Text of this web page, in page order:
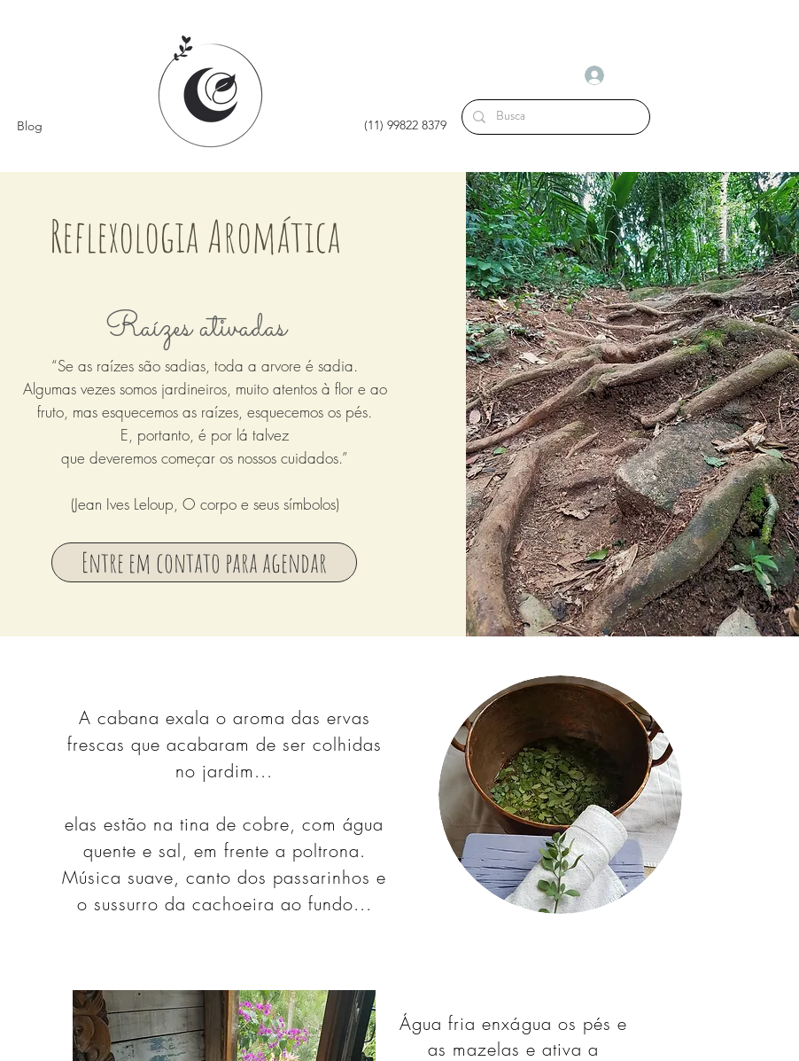
Blog (11) 99822 8379
Reflexologia Aromática
Raízes ativadas
“Se as raízes são sadias, toda a arvore é sadia.
Algumas vezes somos jardineiros, muito atentos à flor e ao
fruto, mas esquecemos as raízes, esquecemos os pés.
E, portanto, é por lá talvez
que deveremos começar os nossos cuidados.”
(Jean Ives Leloup, O corpo e seus símbolos)
Entre em contato para agendar
A cabana exala o aroma das ervas
frescas que acabaram de ser colhidas
no jardim...
elas estão na tina de cobre, com água
quente e sal, em frente a poltrona.
Música suave, canto dos passarinhos e
o sussurro da cachoeira ao fundo...
Água friaenxágua os pés e
as mazelas e ativa a